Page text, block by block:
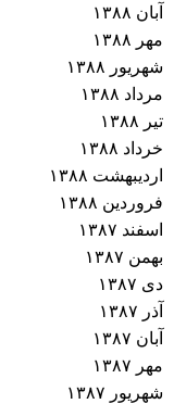
آبان ۱۳۸۸
مهر ۱۳۸۸
شهریور ۱۳۸۸
مرداد ۱۳۸۸
تیر ۱۳۸۸
خرداد ۱۳۸۸
اردیبهشت ۱۳۸۸
فروردین ۱۳۸۸
اسفند ۱۳۸۷
بهمن ۱۳۸۷
دی ۱۳۸۷
آذر ۱۳۸۷
آبان ۱۳۸۷
مهر ۱۳۸۷
شهریور ۱۳۸۷